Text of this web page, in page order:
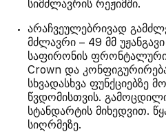
სიმძლავრის რეჟიმში.
არაჩვეულებრივად
მძლავრი – 49 მმ
საფირონის ფრონტალური
Crown და
სხვადასხვა ფუნქციებზე
წვდომისთვის.
სტანდარტის მიხედვით.
სიღრმეზე.